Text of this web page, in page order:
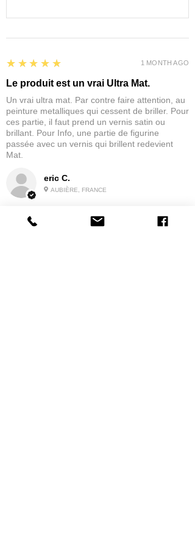
eric C.
AUBIÈRE, FRANCE
5
★★★★★
Le produit est un vrai Ultra Mat.
Un vrai ultra mat. Par contre faire attention, au
peinture metalliques qui cessent de briller. Pour
ces partie, il faut prend un vernis satin ou
brillant. Pour Info, une partie de figurine
passée avec un vernis qui brillent redevient
Mat.
1 MONTH AGO